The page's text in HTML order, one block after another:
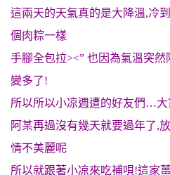
這兩天的天氣真的是大降溫,冷
個肉粽一樣
手腳全包拉><” 也因為氣溫突
變多了!
所以所以小凉週遭的好友們…
阿某再過沒有幾天就要過年了,
情不美麗呢
所以就跟著小凉來吃補唄!這家